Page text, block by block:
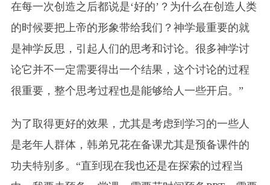
在每一次创造之后都说是‘好的’？为什么在创造人类
的时候要把上帝的形象带给我们？神学最重要的就
是神学反思，引起人们的思考和讨论。很多神学讨
论它并不一定需要得出一个结果，这个讨论的过程
很重要，整个思考过程也是能够给人一些开启。”
为了取得更好的效果，尤其是考虑到学习的一些人
是老年人群体，韩弟兄花在备课尤其是预备课件的
功夫特别多。“直到现在我也还是在探索的过程当